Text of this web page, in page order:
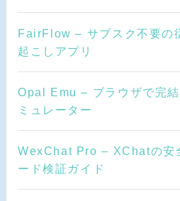
FairFlow – サブスク不要の
起こしアプリ
Opal Emu – ブラウザで完
ミュレーター
WexChat Pro – XChatの安
ード検証ガイド